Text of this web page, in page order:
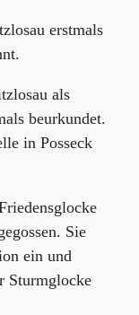
erstmals
als
beurkundet.
in Posseck
Sie
ein und
Sturmglocke